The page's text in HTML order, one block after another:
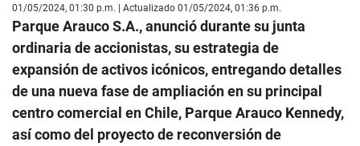
01/05/2024, 01:30 p.m. | Actualizado 01/05/2024, 01:36 p.m.
Parque Arauco S.A., anunció durante su junta
ordinaria de accionistas, su estrategia de
expansión de activos icónicos, entregando detalles
de una nueva fase de ampliación en su principal
centro comercial en Chile, Parque Arauco Kennedy,
así como del proyecto de reconversión de